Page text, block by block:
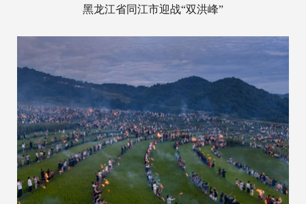
黑龙江省同江市迎战“双洪峰”